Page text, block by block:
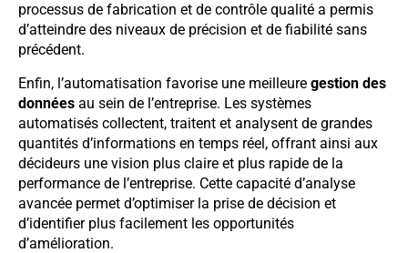
processus de fabrication et de contrôle qualité a permis
d’atteindre des niveaux de précision et de fiabilité sans
précédent.
Enfin, l’automatisation favorise une meilleure gestion des
données au sein de l’entreprise. Les systèmes
automatisés collectent, traitent et analysent de grandes
quantités d’informations en temps réel, offrant ainsi aux
décideurs une vision plus claire et plus rapide de la
performance de l’entreprise. Cette capacité d’analyse
avancée permet d’optimiser la prise de décision et
d’identifier plus facilement les opportunités
d’amélioration.